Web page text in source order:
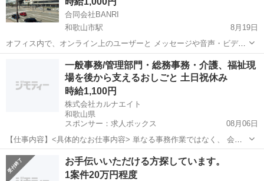
合同会社BANRI
和歌山市駅
8月19日
オフィス内で、オンライン上のユーザーと メッセージや音声・ビデオ
通話で楽しく交流していただくお仕事です。 会話テーマは自由！特別
な知識や資格は必要ありません。 「人と話すのが好き」「人を楽しま
せるのが得意」という方...
和歌山市 和歌山市駅 その他 オープニング
一般事務/管理部門・総務事務・介護、福祉現
場を後から支えるおしごと 土日祝休み
時給1,100円
株式会社カルナエイト
和歌山県
スポンサー：求人ボックス
08月06日
【仕事内容】<具体的なお仕事内容> 単なる事務作業ではなく、 会社
全体の業務効率化やルール整備など、 組織の基盤づくりにも携わって
いただきます。 一般総務業務 ・来客、電話対応 ・備品、消耗品の管
理、郵便物対応 ・社内マニュアルや...
アルバイト・パート
お手伝いいただける方探しています。
1案件20万円程度